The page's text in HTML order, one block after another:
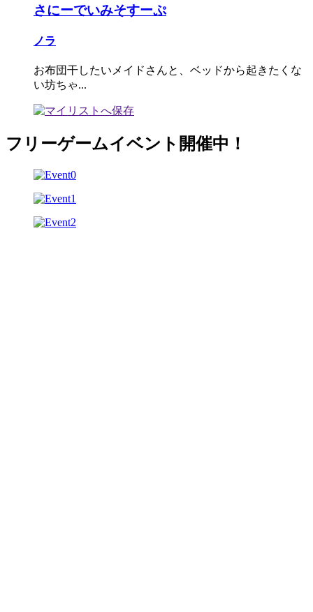
さにーでいみそすーぷ
ノラ
お布団干したいメイドさんと、ベッドから起きたくな
い坊ちゃ...
フリーゲームイベント開催中！